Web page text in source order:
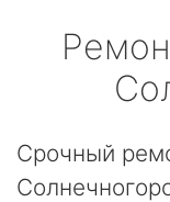
Срочный